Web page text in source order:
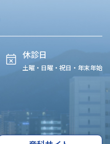
休診日
土曜・日曜・祝日・年末年始